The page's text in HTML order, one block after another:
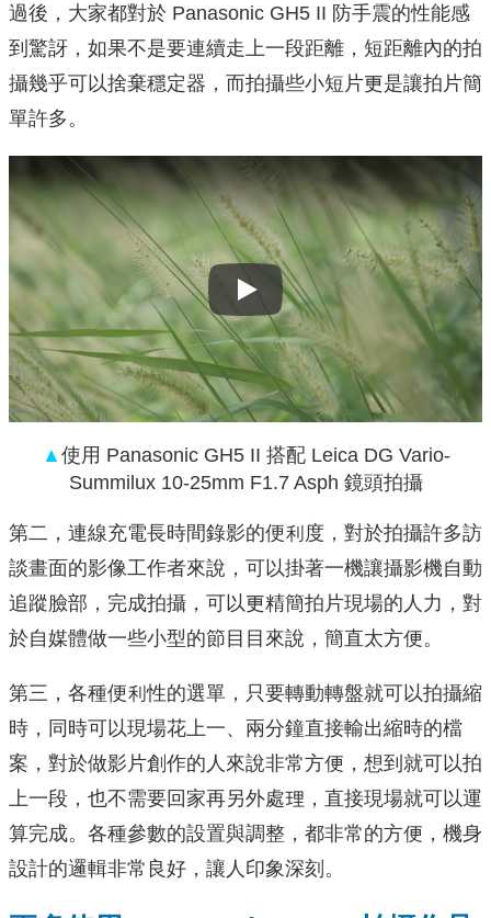
過後，⼤家都對於 Panasonic GH5 II 防⼿震的性能感
到驚訝，如果不是要連續走上一段距離，短距離內的拍
攝幾乎可以捨棄穩定器，⽽拍攝些⼩短片更是讓拍片簡
單許多。
Play
▲ 使用 Panasonic GH5 II 搭配 Leica DG Vario-
Summilux 10-25mm F1.7 Asph 鏡頭拍攝
第二，連線充電長時間錄影的便利度，對於拍攝許多訪
談畫面的影像工作者來說，可以掛著一機讓攝影機⾃動
追蹤臉部，完成拍攝，可以更精簡拍片現場的⼈⼒，對
於自媒體做一些小型的節⽬目來說，簡直太方便。
第三，各種便利性的選單，只要轉動轉盤就可以拍攝縮
時，同時可以現場花上一、兩分鐘直接輸出縮時的檔
案，對於做影片創作的⼈來說非常⽅便，想到就可以拍
上一段，也不需要回家再另外處理，直接現場就可以運
算完成。各種參數的設置與調整，都非常的方便，機⾝
設計的邏輯非常良好，讓⼈印象深刻。